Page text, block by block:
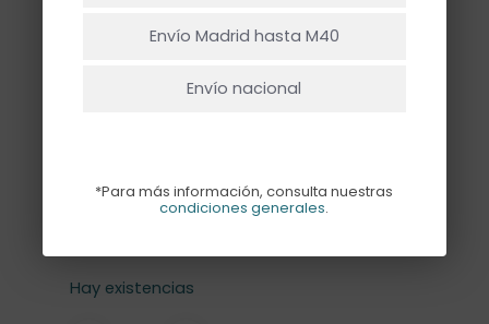
Guirnalda con las siluetas de las letras
mide 2,4metros de largo
Perfecta para decorar tiendas,
Hay existencias
Envío Madrid hasta M40
Envío nacional
*Para más información, consulta nuestras
condiciones generales.